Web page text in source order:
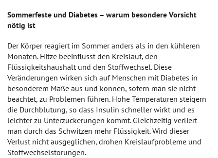
Sommerfeste und Diabetes – warum besondere Vorsicht
nötig ist
Der Körper reagiert im Sommer anders als in den kühleren
Monaten. Hitze beeinflusst den Kreislauf, den
Flüssigkeitshaushalt und den Stoffwechsel. Diese
Veränderungen wirken sich auf Menschen mit Diabetes in
besonderem Maße aus und können, sofern man sie nicht
beachtet, zu Problemen führen. Hohe Temperaturen steigern
die Durchblutung, so dass Insulin schneller wirkt und es
leichter zu Unterzuckerungen kommt. Gleichzeitig verliert
man durch das Schwitzen mehr Flüssigkeit. Wird dieser
Verlust nicht ausgeglichen, drohen Kreislaufprobleme und
Stoffwechselstörungen.